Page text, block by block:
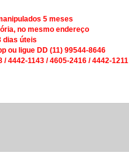
5 meses
no mesmo endereço
dias úteis
ou ligue DD (11) 99544-8646
4442-1143 / 4605-2416 / 4442-1211